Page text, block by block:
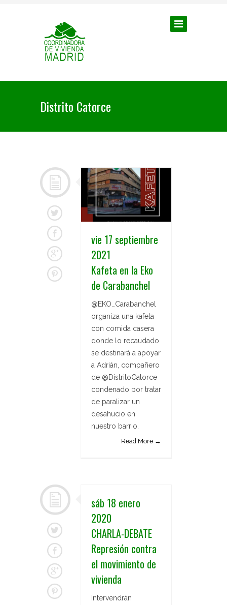
Distrito Catorce
vie 17 septiembre
2021
Kafeta en la Eko
de Carabanchel
@EKO_Carabanchel
organiza una kafeta
con comida casera
donde lo recaudado
se destinará a apoyar
a Adrián, compañero
de @DistritoCatorce
condenado por tratar
de paralizar un
desahucio en
nuestro barrio.
Read More →
sáb 18 enero
2020
CHARLA-DEBATE
Represión contra
el movimiento de
vivienda
Intervendrán